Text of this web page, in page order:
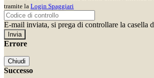
tramite la Login Spaggiari
E-mail inviata, si prega di controllare la casella
Errore
Chiudi
Successo